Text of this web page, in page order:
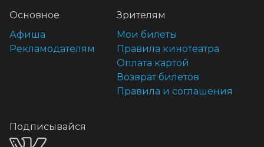
Основное
Афиша
Рекламодателям
Зрителям
Мои билеты
Правила кинотеатра
Оплата картой
Возврат билетов
Правила и соглашения
Подписывайся